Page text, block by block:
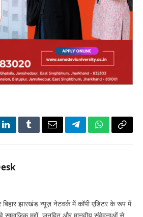
LinkedInTumblrEmailTelegramWhatsApp
Copy
झारखंड न्यूज़ नेटवर्क में कॉपी एडिटर के रूप में